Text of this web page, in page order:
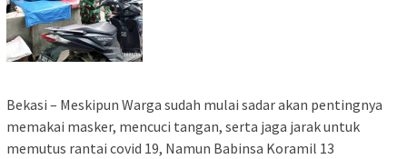
Bekasi – Meskipun Warga sudah mulai sadar akan pentingnya
memakai masker, mencuci tangan, serta jaga jarak untuk
memutus rantai covid 19, Namun Babinsa Koramil 13